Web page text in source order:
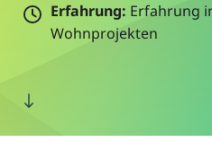
Erfahrung: Erfahrung
Wohnprojekten